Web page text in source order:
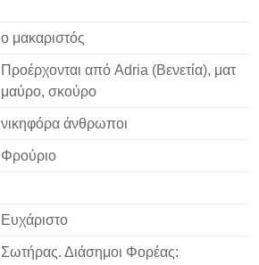
ο μακαριστός
Προέρχονται από Adria (Βενετία), ματ
μαύρο, σκούρο
νικηφόρα άνθρωποι
Φρούριο
Ευχάριστο
Σωτήρας. Διάσημοι Φορέας: